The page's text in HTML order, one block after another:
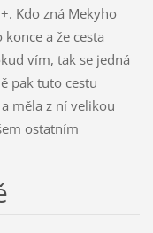
Kdo zná Mekyho
a že cesta
vím, tak se jedná
pak tuto cestu
měla z ní velikou
ostatním